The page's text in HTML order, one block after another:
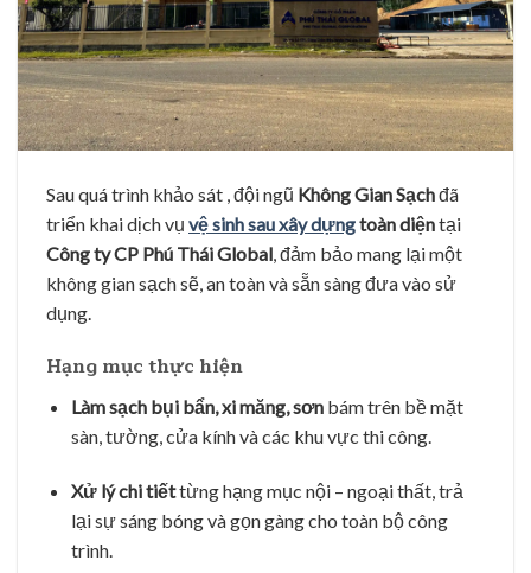
Sau quá trình khảo sát , đội ngũ Không Gian Sạchđã
triển khai dịch vụ vệ sinh sau xây dựngtoàn diệntại
Công ty CP Phú Thái Global, đảm bảo mang lại một
không gian sạch sẽ, an toàn và sẵn sàng đưa vào sử
dụng.
Hạng mục thực hiện
Làm sạch bụi bẩn, xi măng, sơnbám trên bề mặt
sàn, tường, cửa kính và các khu vực thi công.
Xử lý chi tiếttừng hạng mục nội – ngoại thất, trả
lại sự sáng bóng và gọn gàng cho toàn bộ công
trình.